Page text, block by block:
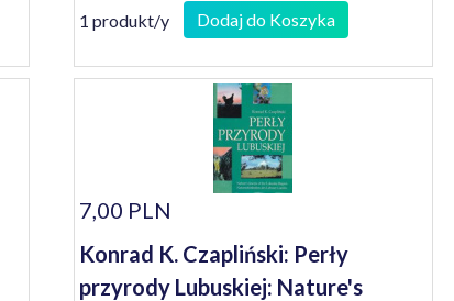
1 produkt/y Dodaj do Koszyka
7,00 PLN
Konrad K. Czapliński: Perły
przyrody Lubuskiej: Nature's